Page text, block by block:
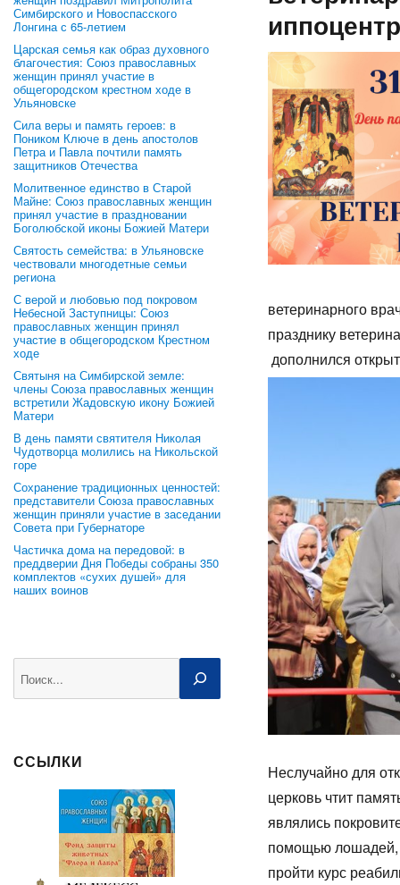
Симбирского и Новоспасского
Лонгина с 65-летием
Царская семья как образ духовного
благочестия: Союз православных
женщин принял участие в
общегородском крестном ходе в
Ульяновске
Сила веры и память героев: в
Поником Ключе в день апостолов
Петра и Павла почтили память
защитников Отечества
Молитвенное единство в Старой
Майне: Союз православных женщин
принял участие в праздновании
Боголюбской иконы Божией Матери
Святость семейства: в Ульяновске
чествовали многодетные семьи
региона
С верой и любовью под покровом
Небесной Заступницы: Союз
православных женщин принял
участие в общегородском Крестном
ходе
Святыня на Симбирской земле:
члены Союза православных женщин
встретили Жадовскую икону Божией
Матери
В день памяти святителя Николая
Чудотворца молились на Никольской
горе
Сохранение традиционных ценностей:
представители Союза православных
женщин приняли участие в заседании
Совета при Губернаторе
Частичка дома на передовой: в
преддверии Дня Победы собраны 350
комплектов «сухих душей» для
наших воинов
ССЫЛКИ
ветеринарного
празднику
дополнился
Неслучайно для
церковь чтит
являлись
помощью лошадей,
пройти курс